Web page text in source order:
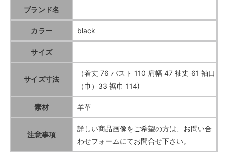
ブランド名
カラー black
サイズ
サイズ寸法
（着丈 76 バスト 110 肩幅 47 袖丈 61 袖口
（巾）33 裾巾 114)
素材 羊革
注意事項
詳しい商品画像をご希望の方は、お問い合
わせフォームにてお問合せ下さい。